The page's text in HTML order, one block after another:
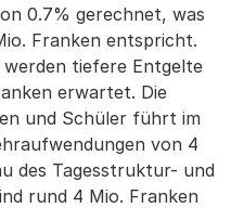
0.7% gerechnet, was
Franken entspricht.
tiefere Entgelte
erwartet. Die
und Schüler führt im
von 4
des Tagesstruktur- und
rund 4 Mio. Franken